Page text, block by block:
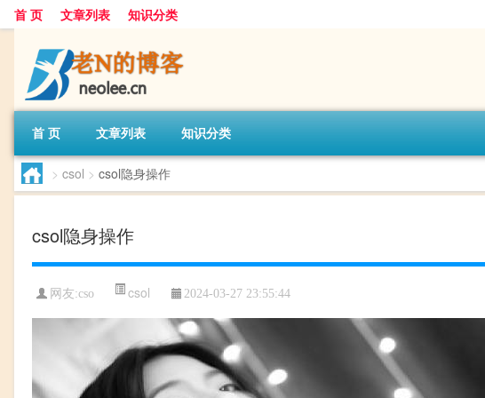
首 页 文章列表 知识分类
首 页 文章列表 知识分类
> csol > csol隐身操作
csol隐身操作
网友:cso csol 2024-03-27 23:55:44